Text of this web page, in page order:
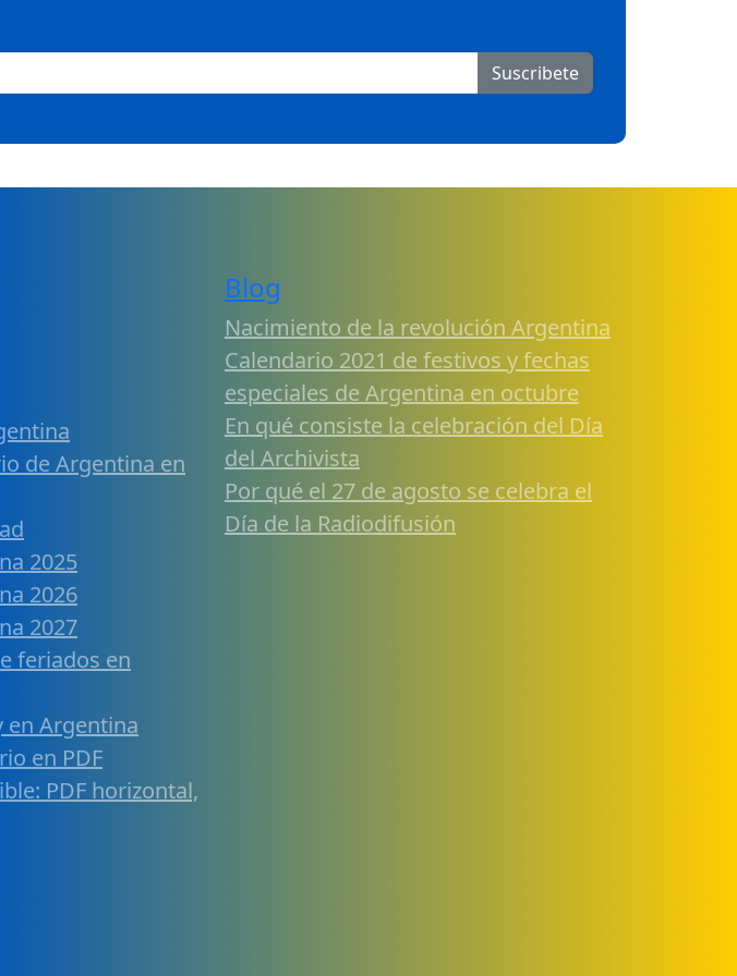
Suscribete
de Argentina en
2025
2026
2027
feriados en
en Argentina
en PDF
PDF horizontal,
Blog
Nacimiento de la revolución Argentina
Calendario 2021 de festivos y fechas
especiales de Argentina en octubre
En qué consiste la celebración del Día
del Archivista
Por qué el 27 de agosto se celebra el
Día de la Radiodifusión